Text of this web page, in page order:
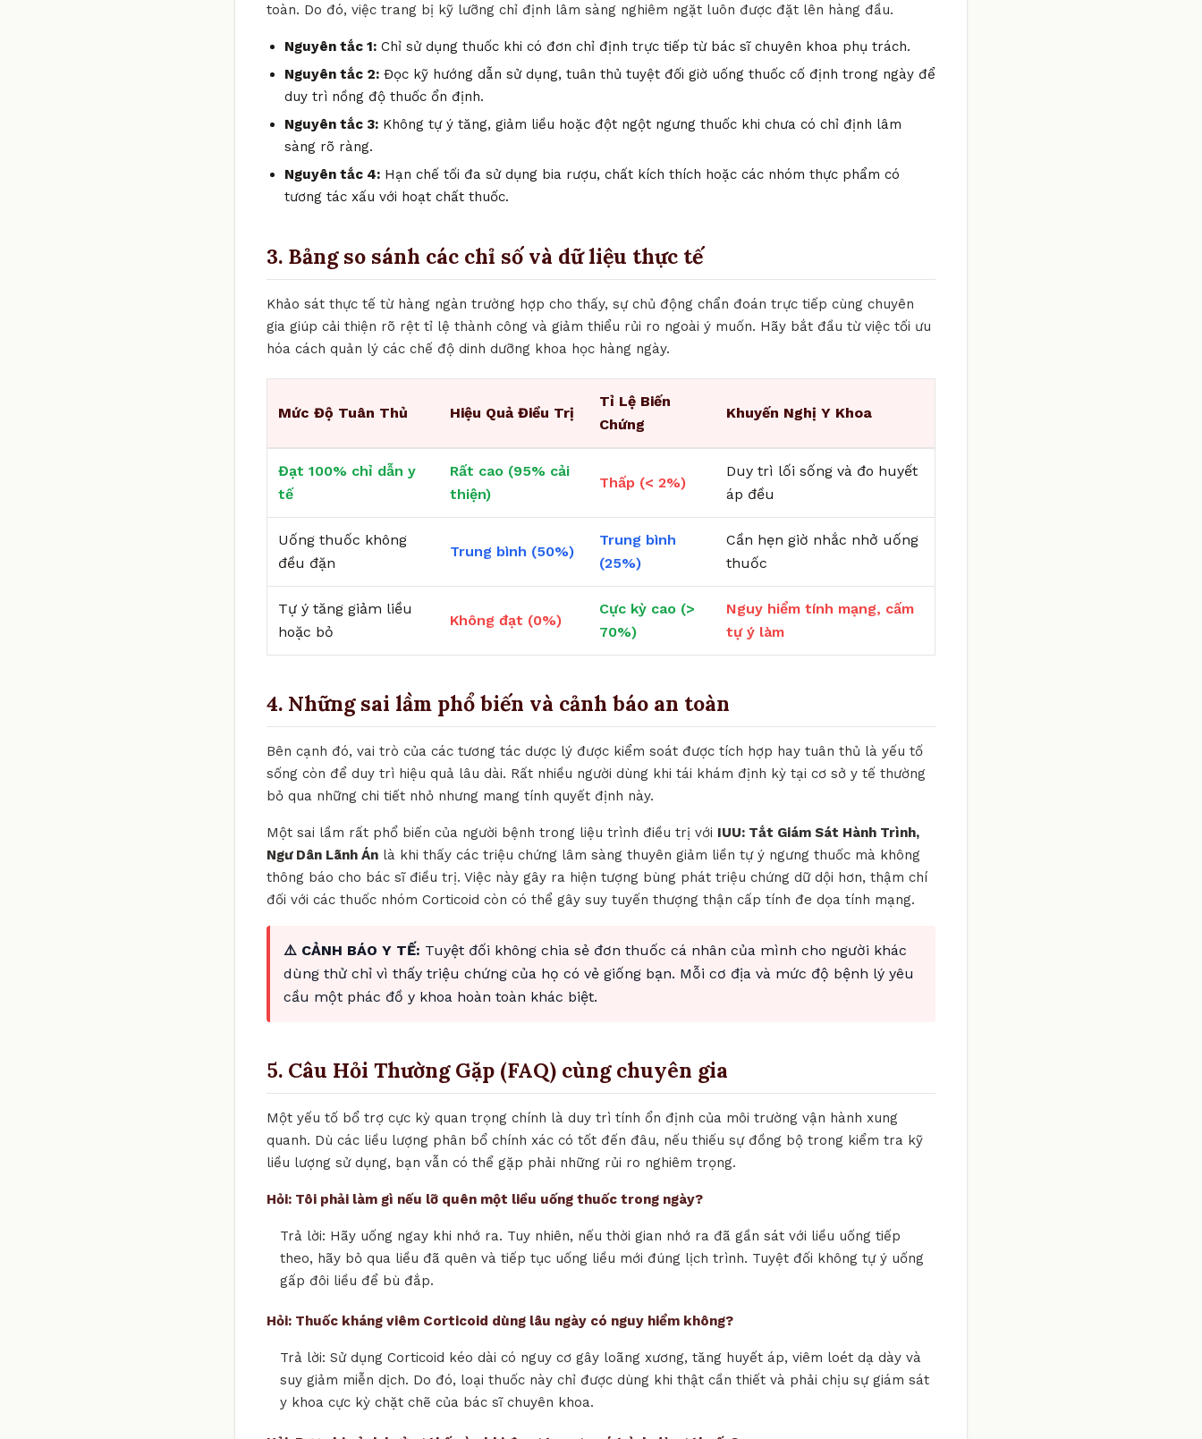
toàn. Do đó, việc trang bị kỹ lưỡng chỉ định lâm sàng nghiêm ngặt luôn được đặt lên hàng đầu.
Nguyên tắc 1: Chỉ sử dụng thuốc khi có đơn chỉ định trực tiếp từ bác sĩ chuyên khoa phụ trách.
Nguyên tắc 2: Đọc kỹ hướng dẫn sử dụng, tuân thủ tuyệt đối giờ uống thuốc cố định trong ngày để
duy trì nồng độ thuốc ổn định.
Nguyên tắc 3: Không tự ý tăng, giảm liều hoặc đột ngột ngưng thuốc khi chưa có chỉ định lâm
sàng rõ ràng.
Nguyên tắc 4: Hạn chế tối đa sử dụng bia rượu, chất kích thích hoặc các nhóm thực phẩm có
tương tác xấu với hoạt chất thuốc.
3. Bảng so sánh các chỉ số và dữ liệu thực tế
Khảo sát thực tế từ hàng ngàn trường hợp cho thấy, sự chủ động chẩn đoán trực tiếp cùng chuyên
gia giúp cải thiện rõ rệt tỉ lệ thành công và giảm thiểu rủi ro ngoài ý muốn. Hãy bắt đầu từ việc tối ưu
hóa cách quản lý các chế độ dinh dưỡng khoa học hàng ngày.
Mức Độ Tuân Thủ Hiệu Quả Điều Trị
Tỉ Lệ Biến
Chứng
Khuyến Nghị Y Khoa
Đạt 100% chỉ dẫn y
tế
Rất cao (95% cải
thiện)
Thấp (< 2%)
Duy trì lối sống và đo huyết
áp đều
Uống thuốc không
đều đặn
Trung bình (50%)
Trung bình
(25%)
Cần hẹn giờ nhắc nhở uống
thuốc
Tự ý tăng giảm liều
hoặc bỏ
Không đạt (0%)
Cực kỳ cao (>
70%)
Nguy hiểm tính mạng, cấm
tự ý làm
4. Những sai lầm phổ biến và cảnh báo an toàn
Bên cạnh đó, vai trò của các tương tác dược lý được kiểm soát được tích hợp hay tuân thủ là yếu tố
sống còn để duy trì hiệu quả lâu dài. Rất nhiều người dùng khi tái khám định kỳ tại cơ sở y tế thường
bỏ qua những chi tiết nhỏ nhưng mang tính quyết định này.
Một sai lầm rất phổ biến của người bệnh trong liệu trình điều trị với IUU: Tắt Giám Sát Hành Trình,
Ngư Dân Lãnh Án là khi thấy các triệu chứng lâm sàng thuyên giảm liền tự ý ngưng thuốc mà không
thông báo cho bác sĩ điều trị. Việc này gây ra hiện tượng bùng phát triệu chứng dữ dội hơn, thậm chí
đối với các thuốc nhóm Corticoid còn có thể gây suy tuyến thượng thận cấp tính đe dọa tính mạng.
⚠️ CẢNH BÁO Y TẾ: Tuyệt đối không chia sẻ đơn thuốc cá nhân của mình cho người khác
dùng thử chỉ vì thấy triệu chứng của họ có vẻ giống bạn. Mỗi cơ địa và mức độ bệnh lý yêu
cầu một phác đồ y khoa hoàn toàn khác biệt.
5. Câu Hỏi Thường Gặp (FAQ) cùng chuyên gia
Một yếu tố bổ trợ cực kỳ quan trọng chính là duy trì tính ổn định của môi trường vận hành xung
quanh. Dù các liều lượng phân bổ chính xác có tốt đến đâu, nếu thiếu sự đồng bộ trong kiểm tra kỹ
liều lượng sử dụng, bạn vẫn có thể gặp phải những rủi ro nghiêm trọng.
Hỏi: Tôi phải làm gì nếu lỡ quên một liều uống thuốc trong ngày?
Trả lời: Hãy uống ngay khi nhớ ra. Tuy nhiên, nếu thời gian nhớ ra đã gần sát với liều uống tiếp
theo, hãy bỏ qua liều đã quên và tiếp tục uống liều mới đúng lịch trình. Tuyệt đối không tự ý uống
gấp đôi liều để bù đắp.
Hỏi: Thuốc kháng viêm Corticoid dùng lâu ngày có nguy hiểm không?
Trả lời: Sử dụng Corticoid kéo dài có nguy cơ gây loãng xương, tăng huyết áp, viêm loét dạ dày và
suy giảm miễn dịch. Do đó, loại thuốc này chỉ được dùng khi thật cần thiết và phải chịu sự giám sát
y khoa cực kỳ chặt chẽ của bác sĩ chuyên khoa.